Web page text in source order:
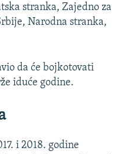
stranka, Zajedno za
Narodna stranka,
da će bojkotovati
iduće godine.
i 2018. godine